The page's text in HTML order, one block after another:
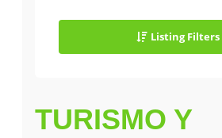
Listing Filters
TURISMO Y